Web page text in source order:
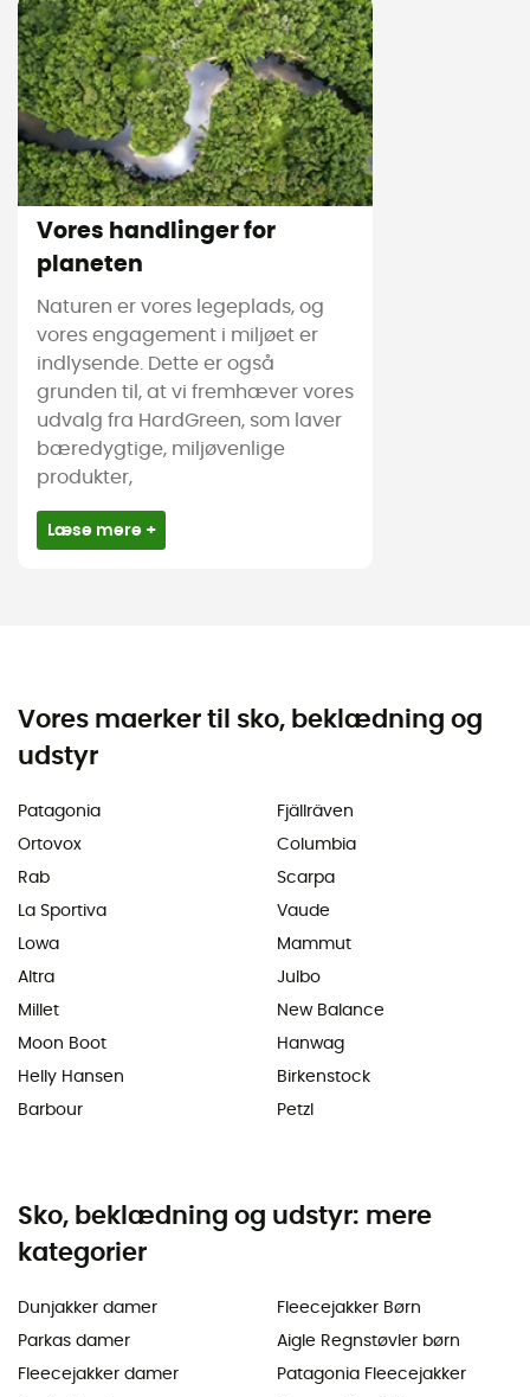
Vores handlinger for
planeten
Naturen er vores legeplads, og
vores engagement i miljøet er
indlysende. Dette er også
grunden til, at vi fremhæver vores
udvalg fra HardGreen, som laver
bæredygtige, miljøvenlige
produkter,
Læse mere +
Vores maerker til sko, beklædning og
udstyr
Patagonia
Ortovox
Rab
La Sportiva
Lowa
Altra
Millet
Moon Boot
Helly Hansen
Barbour
Fjällräven
Columbia
Scarpa
Vaude
Mammut
Julbo
New Balance
Hanwag
Birkenstock
Petzl
Sko, beklædning og udstyr: mere
kategorier
Dunjakker damer
Parkas damer
Fleecejakker damer
Fleecejakker Børn
Aigle Regnstøvler børn
Patagonia Fleecejakker